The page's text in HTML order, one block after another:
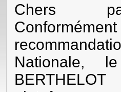
Chers
Nationale,